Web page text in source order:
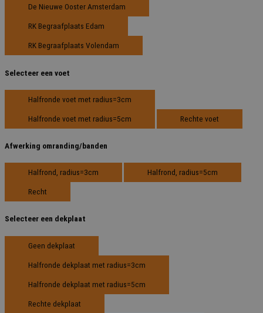
De Nieuwe Ooster Amsterdam
RK Begraafplaats Edam
RK Begraafplaats Volendam
Selecteer een voet
Halfronde voet met radius=3cm
Halfronde voet met radius=5cm Rechte voet
Afwerking omranding/banden
Halfrond, radius=3cm Halfrond, radius=5cm
Recht
Selecteer een dekplaat
Geen dekplaat
Halfronde dekplaat met radius=3cm
Halfronde dekplaat met radius=5cm
Rechte dekplaat